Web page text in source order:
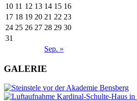
Sep. »
10 11 12 13 14 15 16
17 18 19 20 21 22 23
24 25 26 27 28 29 30
31
GALERIE